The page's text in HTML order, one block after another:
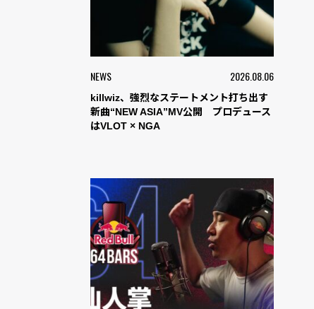
NEWS 2026.08.06
killwiz、強烈なステートメント打ち出す
新曲“NEW ASIA”MV公開 プロデュース
はVLOT × NGA